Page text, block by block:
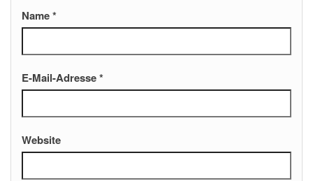
Name*
E-Mail-Adresse*
Website